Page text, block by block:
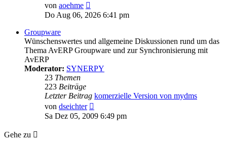
von aoehme
Beitrag
Do Aug 06, 2026 6:41 pm
Groupware
Wünschenswertes und allgemeine Diskussionen rund um das
Thema AvERP Groupware und zur Synchronisierung mit
AvERP
Moderator: SYNERPY
23 Themen
223 Beiträge
Letzter Beitrag komerzielle Version von mydms
von dseichter
Beitrag
Sa Dez 05, 2009 6:49 pm
Gehe zu